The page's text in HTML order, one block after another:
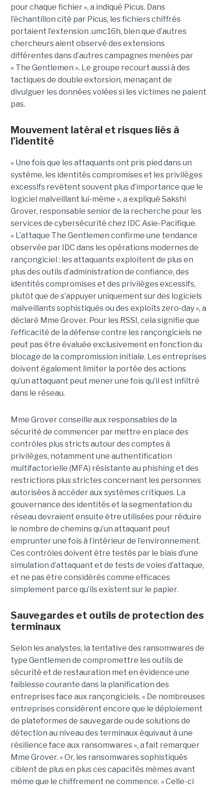
pour chaque fichier », a indiqué Picus. Dans
l’échantillon cité par Picus, les fichiers chiffrés
portaient l’extension .umc16h, bien que d’autres
chercheurs aient observé des extensions
différentes dans d’autres campagnes menées par
« The Gentlemen ». Le groupe recourt aussi à des
tactiques de double extorsion, menaçant de
divulguer les données volées si les victimes ne paient
pas.
Mouvement latéral et risques liés à
l’identité
« Une fois que les attaquants ont pris pied dans un
système, les identités compromises et les privilèges
excessifs revêtent souvent plus d’importance que le
logiciel malveillant lui-même », a expliqué Sakshi
Grover, responsable senior de la recherche pour les
services de cybersécurité chez IDC Asie-Pacifique.
« L’attaque The Gentlemen confirme une tendance
observée par IDC dans les opérations modernes de
rançongiciel : les attaquants exploitent de plus en
plus des outils d’administration de confiance, des
identités compromises et des privilèges excessifs,
plutôt que de s’appuyer uniquement sur des logiciels
malveillants sophistiqués ou des exploits zero-day », a
déclaré Mme Grover. Pour les RSSI, cela signifie que
l’efficacité de la défense contre les rançongiciels ne
peut pas être évaluée exclusivement en fonction du
blocage de la compromission initiale. Les entreprises
doivent également limiter la portée des actions
qu’un attaquant peut mener une fois qu’il est infiltré
dans le réseau.
Mme Grover conseille aux responsables de la
sécurité de commencer par mettre en place des
contrôles plus stricts autour des comptes à
privilèges, notamment une authentification
multifactorielle (MFA) résistante au phishing et des
restrictions plus strictes concernant les personnes
autorisées à accéder aux systèmes critiques. La
gouvernance des identités et la segmentation du
réseau devraient ensuite être utilisées pour réduire
le nombre de chemins qu’un attaquant peut
emprunter une fois à l’intérieur de l’environnement.
Ces contrôles doivent être testés par le biais d’une
simulation d’attaquant et de tests de voies d’attaque,
et ne pas être considérés comme efficaces
simplement parce qu’ils existent sur le papier.
Sauvegardes et outils de protection des
terminaux
Selon les analystes, la tentative des ransomwares de
type Gentlemen de compromettre les outils de
sécurité et de restauration met en évidence une
faiblesse courante dans la planification des
entreprises face aux rançongiciels. « De nombreuses
entreprises considèrent encore que le déploiement
de plateformes de sauvegarde ou de solutions de
détection au niveau des terminaux équivaut à une
résilience face aux ransomwares », a fait remarquer
Mme Grover. « Or, les ransomwares sophistiqués
ciblent de plus en plus ces capacités mêmes avant
même que le chiffrement ne commence. » Celle-ci